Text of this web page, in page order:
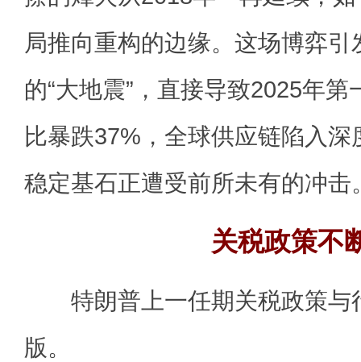
局推向重构的边缘。这场博弈引
的“大地震”，直接导致2025年
比暴跌37%，全球供应链陷入
稳定基石正遭受前所未有的冲击
关税政策不
特朗普上一任期关税政策与
版。